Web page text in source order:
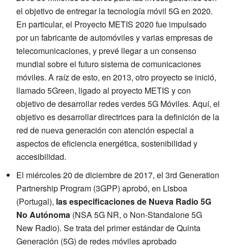
el objetivo de entregar la tecnología móvil 5G en 2020.
En particular, el Proyecto METIS 2020 fue impulsado
por un fabricante de automóviles y varias empresas de
telecomunicaciones, y prevé llegar a un consenso
mundial sobre el futuro sistema de comunicaciones
móviles. A raíz de esto, en 2013, otro proyecto se inició,
llamado 5Green, ligado al proyecto METIS y con
objetivo de desarrollar redes verdes 5G Móviles. Aquí, el
objetivo es desarrollar directrices para la definición de la
red de nueva generación con atención especial a
aspectos de eficiencia energética, sostenibilidad y
accesibilidad.
El miércoles 20 de diciembre de 2017, el 3rd Generation
Partnership Program (3GPP) aprobó, en Lisboa
(Portugal), las especificaciones de Nueva Radio 5G
No Autónoma (NSA 5G NR, o Non-Standalone 5G
New Radio). Se trata del primer estándar de Quinta
Generación (5G) de redes móviles aprobado